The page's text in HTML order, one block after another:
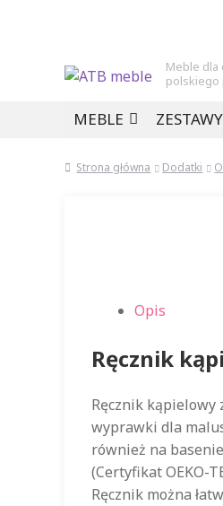
do
do
Meble dla
polskiego
MEBLE
Strona główna Dodatki
Opis
Ręcznik
Ręcznik
wyprawki dla
również na
(Certyfikat OEKO-
Ręcznik można